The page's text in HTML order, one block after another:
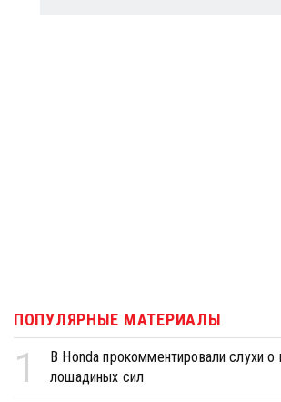
ПОПУЛЯРНЫЕ МАТЕРИАЛЫ
1
В Honda прокомментировали слухи о
лошадиных сил